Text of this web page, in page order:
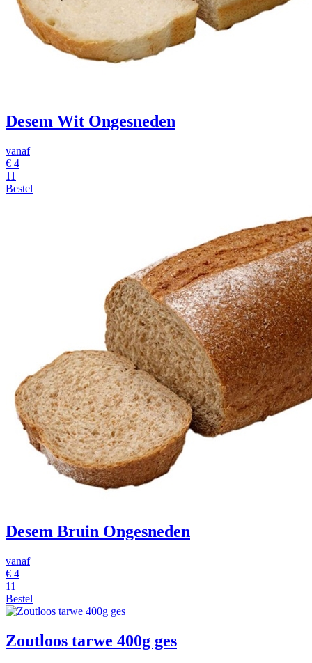
Desem Wit Ongesneden
vanaf
€ 4
11
Bestel
Desem Bruin Ongesneden
vanaf
€ 4
11
Bestel
Zoutloos tarwe 400g ges